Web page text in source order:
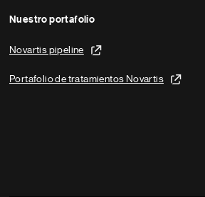
Nuestro portafolio
Novartis pipeline
Portafolio de tratamientos Novartis